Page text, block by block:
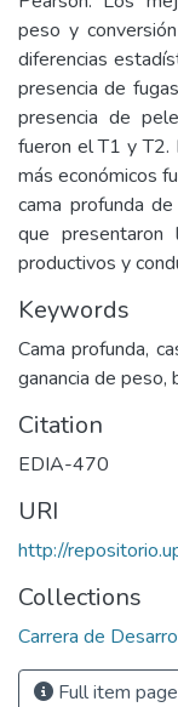
peso y
diferencias
presencia de
presencia de
fueron el T1 y T2.
más económicos
cama profunda
que presentaron
productivos y
Keywords
Cama profunda,
ganancia de peso,
Citation
EDIA-470
URI
http://
Collections
Carrera de
Full item page